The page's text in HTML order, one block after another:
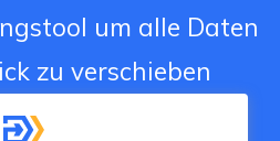
um alle Daten
zu verschieben